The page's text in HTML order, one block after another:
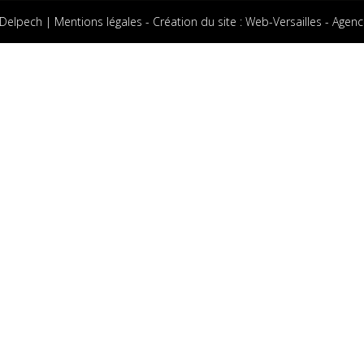
| Mentions légales - Création du site : Web-Versailles -